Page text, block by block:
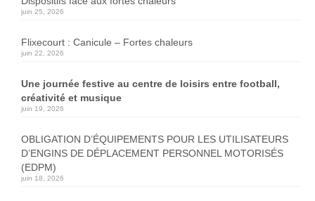
juin 25, 2026
Flixecourt : Canicule – Fortes chaleurs
juin 22, 2026
Une journée festive au centre de loisirs entre football,
créativité et musique
juin 19, 2026
OBLIGATION D’ÉQUIPEMENTS POUR LES UTILISATEURS
D’ENGINS DE DÉPLACEMENT PERSONNEL MOTORISÉS
(EDPM)
juin 18, 2026